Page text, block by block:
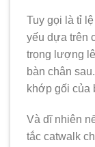
Tuy gọi là tỉ
yếu dựa trên
trọng lượng
bàn chân
khớp gối của
Và dĩ nhiên
tắc catwalk